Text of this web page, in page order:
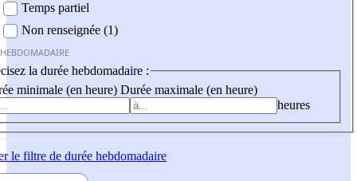
Temps partiel
Non renseignée (1)
la durée hebdomadaire :
minimale (en heure) Durée maximale (en heure)
heures
le filtre de durée hebdomadaire